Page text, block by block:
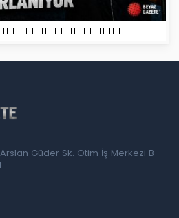
Güder Sk. Otim İş Merkezi B